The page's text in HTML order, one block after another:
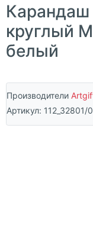
Карандаш
круглый
белый
Производители
Артикул: 112_32801/